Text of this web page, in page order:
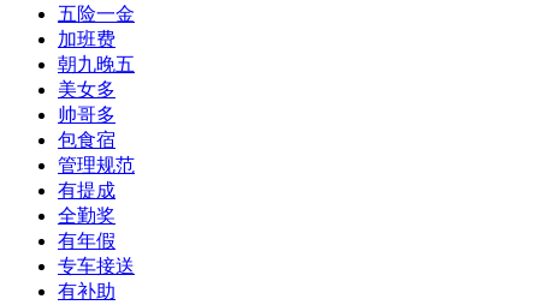
五险一金
加班费
朝九晚五
美女多
帅哥多
包食宿
管理规范
有提成
全勤奖
有年假
专车接送
有补助